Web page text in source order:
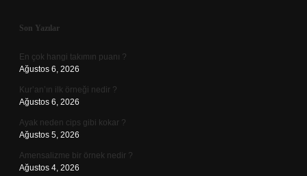
Sidebar
Son Yazılar
En çok hangi takımın puanı ?
Ağustos 6, 2026
Kur’an’ın ilk örneği nedir ?
Ağustos 6, 2026
Ayak neden cips gibi kokar ?
Ağustos 5, 2026
Amensalizme bir örnek nedir ?
Ağustos 4, 2026